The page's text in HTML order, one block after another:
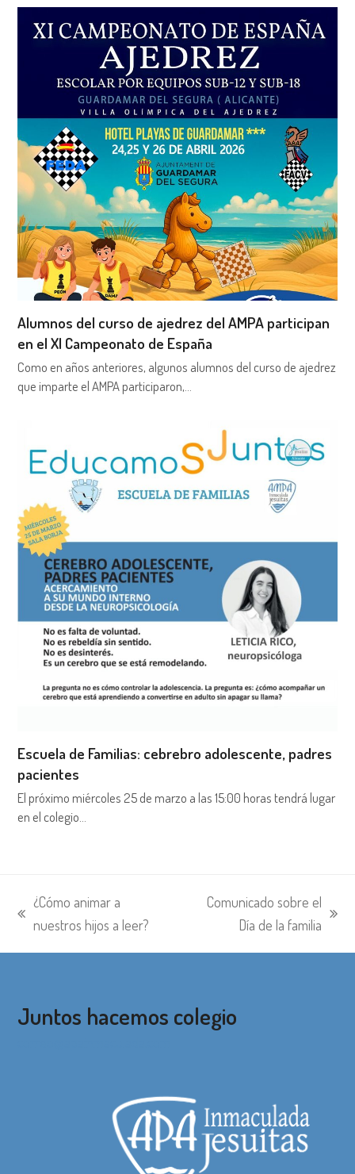
Alumnos del curso de ajedrez del AMPA participan
en el XI Campeonato de España
Como en años anteriores, algunos alumnos del curso de ajedrez
que imparte el AMPA participaron,…
Escuela de Familias: cebrebro adolescente, padres
pacientes
El próximo miércoles 25 de marzo a las 15:00 horas tendrá lugar
en el colegio…
entrada
¿Cómo animar a
nuestros hijos a leer?
Comunicado sobre el
Día de la familia
Juntos hacemos colegio